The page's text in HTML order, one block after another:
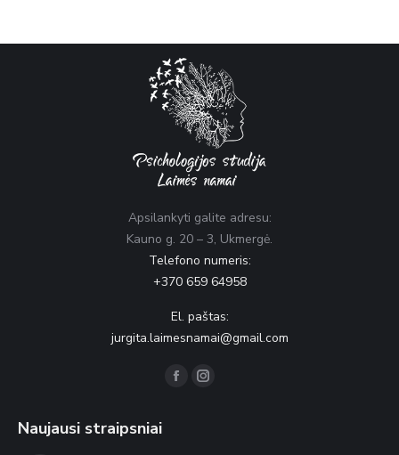
Apsilankyti galite adresu:
Kauno g. 20 – 3, Ukmergė.
Telefono numeris:
+370 659 64958
El. paštas:
jurgita.laimesnamai@gmail.com
Find us on:
FacebookInstagram
Naujausi straipsniai